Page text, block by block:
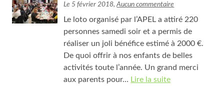
Le 5 février 2018,Aucun commentaire
Le loto organisé par l’APEL a attiré 220
personnes samedi soir et a permis de
réaliser un joli bénéfice estimé à 2000 €.
De quoi offrir à nos enfants de belles
activités toute l’année. Un grand merci
aux parents pour… Lire la suite